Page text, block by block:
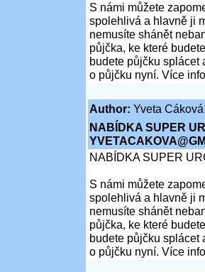
S námi můžete
spolehlivá a hlavně ji
nemusíte shánět
půjčka, ke které
budete půjčku splácet
o půjčku nyní. Více
Author: Yveta Cáková
NABÍDKA SUPER
NABÍDKA SUPER
S námi můžete
spolehlivá a hlavně ji
nemusíte shánět
půjčka, ke které
budete půjčku splácet
o půjčku nyní. Více